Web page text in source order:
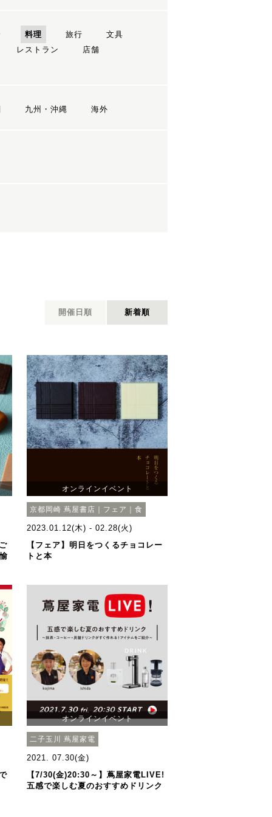
料理 旅行
文具
レストラン
店舗
九州・沖縄 海外
開催日順 新着順
オンラインイベント
京都岡崎 蔦屋書店｜フェア｜食
2023.01.12(木) - 02.28(火)
【フェア】明日をつくるチョコレー
トと本
オンラインイベント
二子玉川 蔦屋家電
2021. 07.30(金)
【7/30(金)20:30～】蔦屋家電LIVE!
五感で楽しむ夏のおすすめドリンク